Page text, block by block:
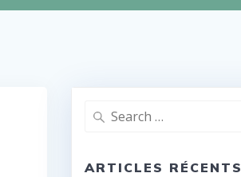
Search
ARTICLES RÉCENTS